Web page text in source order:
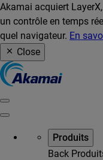
Akamai acquiert
un contrôle en temps
quel navigateur. En
Close
Produits
Back